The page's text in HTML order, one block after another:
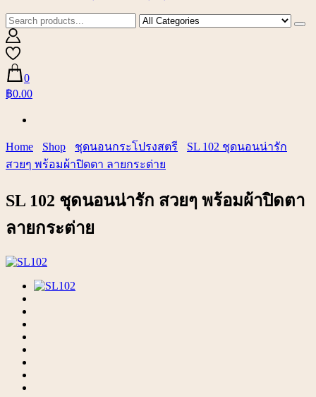
0
฿0.00
Home Shop ชุดนอนกระโปรงสตรี
SL 102 ชุดนอนน่ารัก
สวยๆ พร้อมผ้าปิดตา ลายกระต่าย
SL 102 ชุดนอนน่ารัก สวยๆ พร้อมผ้าปิดตา
ลายกระต่าย